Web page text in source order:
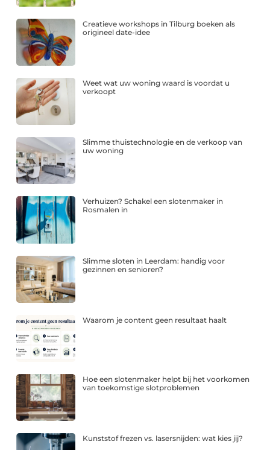
Creatieve workshops in Tilburg boeken als
origineel date-idee
Weet wat uw woning waard is voordat u
verkoopt
Slimme thuistechnologie en de verkoop van
uw woning
Verhuizen? Schakel een slotenmaker in
Rosmalen in
Slimme sloten in Leerdam: handig voor
gezinnen en senioren?
Waarom je content geen resultaat haalt
Hoe een slotenmaker helpt bij het voorkomen
van toekomstige slotproblemen
Kunststof frezen vs. lasersnijden: wat kies jij?